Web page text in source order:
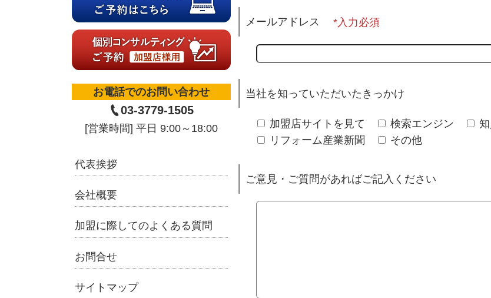
メールアドレス
当社を知っていただいたきっかけ
加盟店サイトを見て 検索エンジン
リフォーム産業新聞
その他
ご意見・ご質問があればご記入ください
お電話でのお問い合わせ
03-3779-1505
代表挨拶
会社概要
加盟に際してのよくある質問
お問合せ
サイトマップ